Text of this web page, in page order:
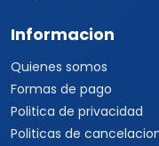
Informacion
Quienes somos
Formas de pago
Politica de privacidad
Politicas de